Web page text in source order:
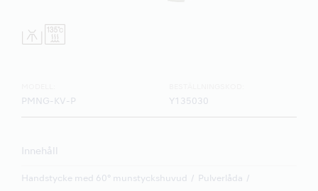
PMNG-KV-P Y135030
Innehåll
Handstycke med 60° munstyckshuvud Pulverlåda